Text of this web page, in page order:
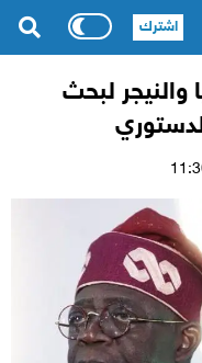
والنيجر لبحث
اشترك